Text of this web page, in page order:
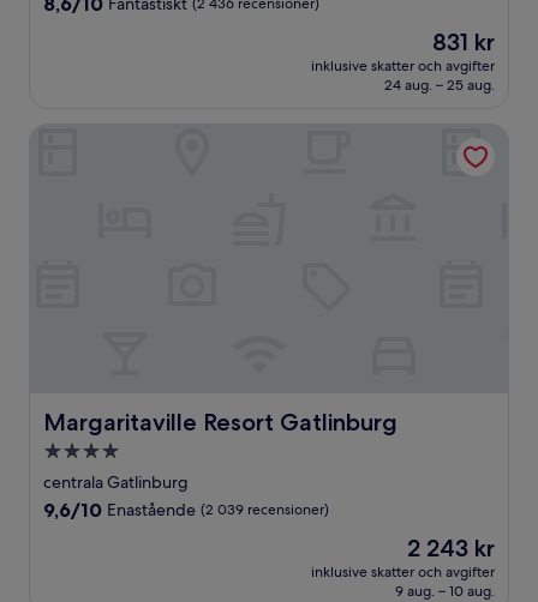
Priset
är
831 kr
831 kr
inklusive skatter och avgifter
24 aug. – 25 aug.
Margaritaville Resort Gatlinburg
Margaritaville Resort Gatlinburg
4.0-
stjärnigt
boende
centrala Gatlinburg
9.6
9,6/10 Enastående (2 039 recensioner)
Priset
är
2 243 kr
2 243 kr
inklusive skatter och avgifter
9 aug. – 10 aug.